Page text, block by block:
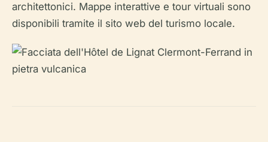
architettonici. Mappe interattive e tour virtuali sono
disponibili tramite il sito web del turismo locale.